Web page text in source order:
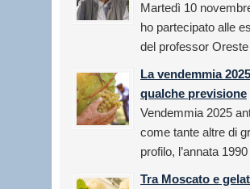
Martedì 10
ho partecipato alle
del professor
La vendemmia
qualche previsione
Vendemmia 2025
come tante altre di
profilo, l’annata
Tra Moscato e